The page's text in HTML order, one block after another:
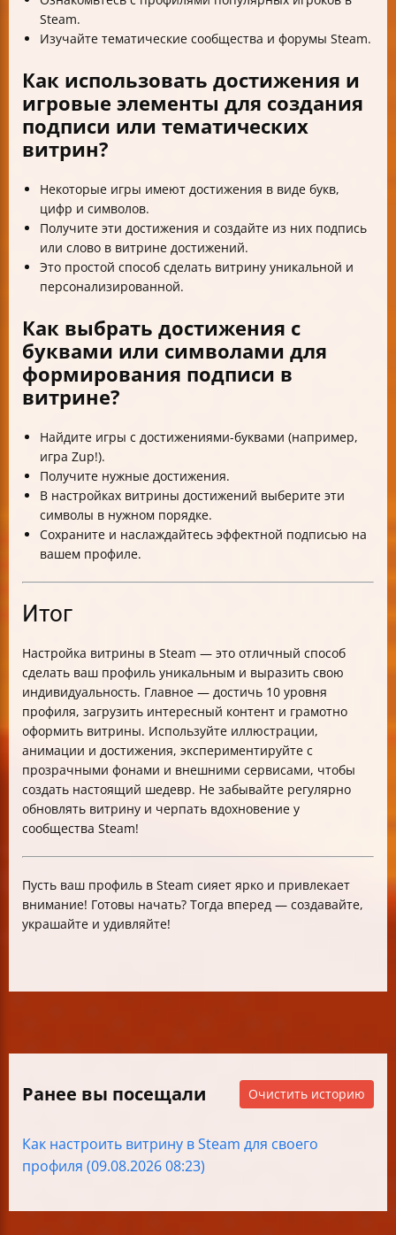
Steam.
Изучайте тематические сообщества и форумы Steam.
Как использовать достижения и
игровые элементы для создания
подписи или тематических
витрин?
Некоторые игры имеют достижения в виде букв,
цифр и символов.
Получите эти достижения и создайте из них подпись
или слово в витрине достижений.
Это простой способ сделать витрину уникальной и
персонализированной.
Как выбрать достижения с
буквами или символами для
формирования подписи в
витрине?
Найдите игры с достижениями-буквами (например,
игра Zup!).
Получите нужные достижения.
В настройках витрины достижений выберите эти
символы в нужном порядке.
Сохраните и наслаждайтесь эффектной подписью на
вашем профиле.
Итог
Настройка витрины в Steam — это отличный способ
сделать ваш профиль уникальным и выразить свою
индивидуальность. Главное — достичь 10 уровня
профиля, загрузить интересный контент и грамотно
оформить витрины. Используйте иллюстрации,
анимации и достижения, экспериментируйте с
прозрачными фонами и внешними сервисами, чтобы
создать настоящий шедевр. Не забывайте регулярно
обновлять витрину и черпать вдохновение у
сообщества Steam!
Пусть ваш профиль в Steam сияет ярко и привлекает
внимание! Готовы начать? Тогда вперед — создавайте,
украшайте и удивляйте!
Ранее вы посещали Очистить историю
Как настроить витрину в Steam для своего
профиля (09.08.2026 08:23)